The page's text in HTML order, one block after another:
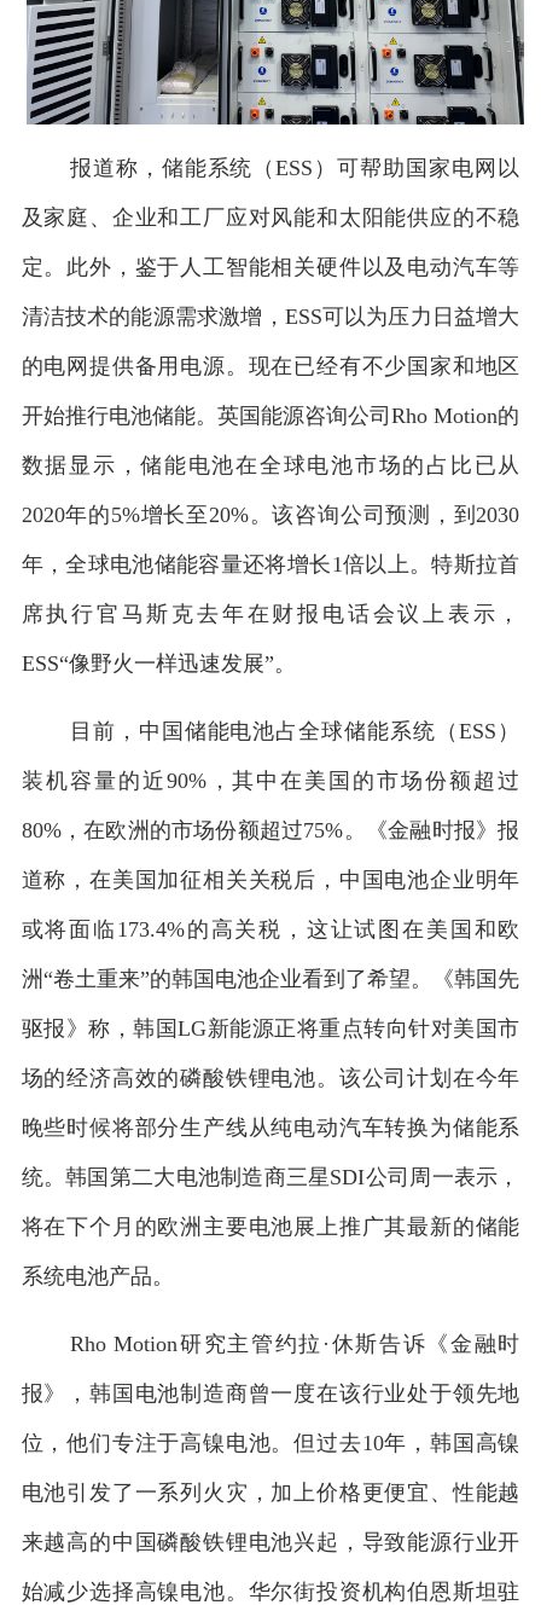
报道称，储能系统（ESS）可帮助国家电网以
及家庭、企业和工厂应对风能和太阳能供应的不稳
定。此外，鉴于人工智能相关硬件以及电动汽车等
清洁技术的能源需求激增，ESS可以为压力日益增大
的电网提供备用电源。现在已经有不少国家和地区
开始推行电池储能。英国能源咨询公司Rho Motion的
数据显示，储能电池在全球电池市场的占比已从
2020年的5%增长至20%。该咨询公司预测，到2030
年，全球电池储能容量还将增长1倍以上。特斯拉首
席执行官马斯克去年在财报电话会议上表示，
ESS“像野火一样迅速发展”。
目前，中国储能电池占全球储能系统（ESS）
装机容量的近90%，其中在美国的市场份额超过
80%，在欧洲的市场份额超过75%。《金融时报》报
道称，在美国加征相关关税后，中国电池企业明年
或将面临173.4%的高关税，这让试图在美国和欧
洲“卷土重来”的韩国电池企业看到了希望。《韩国先
驱报》称，韩国LG新能源正将重点转向针对美国市
场的经济高效的磷酸铁锂电池。该公司计划在今年
晚些时候将部分生产线从纯电动汽车转换为储能系
统。韩国第二大电池制造商三星SDI公司周一表示，
将在下个月的欧洲主要电池展上推广其最新的储能
系统电池产品。
Rho Motion研究主管约拉·休斯告诉《金融时
报》，韩国电池制造商曾一度在该行业处于领先地
位，他们专注于高镍电池。但过去10年，韩国高镍
电池引发了一系列火灾，加上价格更便宜、性能越
来越高的中国磷酸铁锂电池兴起，导致能源行业开
始减少选择高镍电池。华尔街投资机构伯恩斯坦驻